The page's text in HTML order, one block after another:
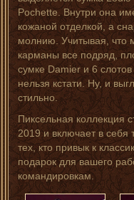
Pochette. Внутри она
кожаной отделкой, а
молнию. Учитывая, что
карманы все подряд,
сумке Damier и 6 слотов
нельзя кстати. Ну, и
стильно.
Пиксельная коллекция
2019 и включает в
тех, кто привык к
подарок для вашего
командировкам.